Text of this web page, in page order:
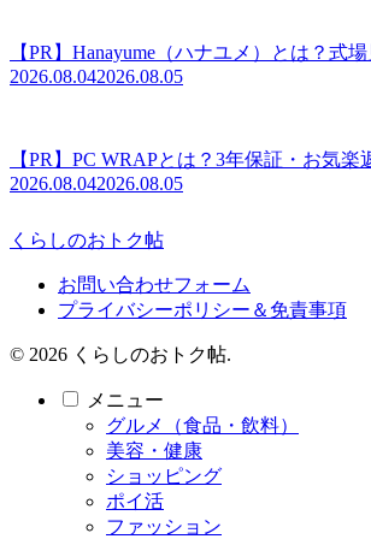
【PR】Hanayume（ハナユメ）とは？
2026.08.042026.08.05
【PR】PC WRAPとは？3年保証・お気
2026.08.042026.08.05
くらしのおトク帖
お問い合わせフォーム
プライバシーポリシー＆免責事項
© 2026 くらしのおトク帖.
メニュー
グルメ（食品・飲料）
美容・健康
ショッピング
ポイ活
ファッション